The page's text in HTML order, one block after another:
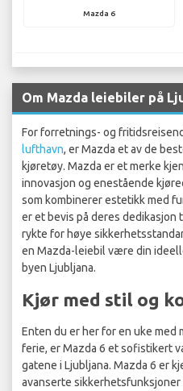
Mazda 6
Om Mazda leiebiler på
For forretnings- og
lufthavn, er Mazda et av de
kjøretøy. Mazda er et merke
innovasjon og enestående
som kombinerer estetikk med
er et bevis på deres dedikasjon
rykte for høye
en Mazda-leiebil være din
byen Ljubljana.
Kjør med stil og
Enten du er her for en uke med
ferie, er Mazda 6 et sofistikert
gatene i Ljubljana. Mazda 6 er
avanserte